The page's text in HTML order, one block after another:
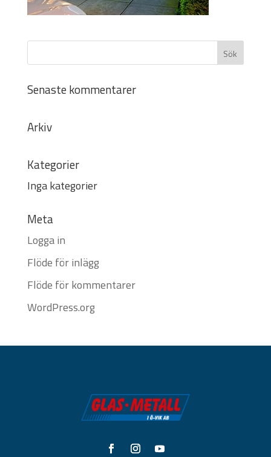
Senaste kommentarer
Arkiv
Kategorier
Inga kategorier
Meta
Logga in
Flöde för inlägg
Flöde för kommentarer
WordPress.org